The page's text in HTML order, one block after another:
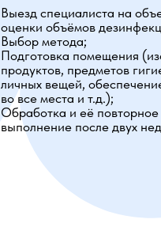
Выезд специалиста на
оценки объёмов
Выбор метода;
Подготовка помещения
продуктов, предметов
личных вещей,
во все места и т.д.);
Обработка и её повторное
выполнение после двух